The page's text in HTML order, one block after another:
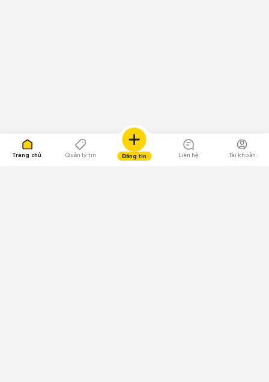
Trang chủ Quản lý tin Đăng tin Liên hệ Tài khoản